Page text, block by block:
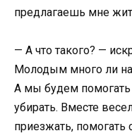
предлагаешь мне
— А что такого? —
Молодым много ли
А мы будем помогать
убирать. Вместе
приезжать,